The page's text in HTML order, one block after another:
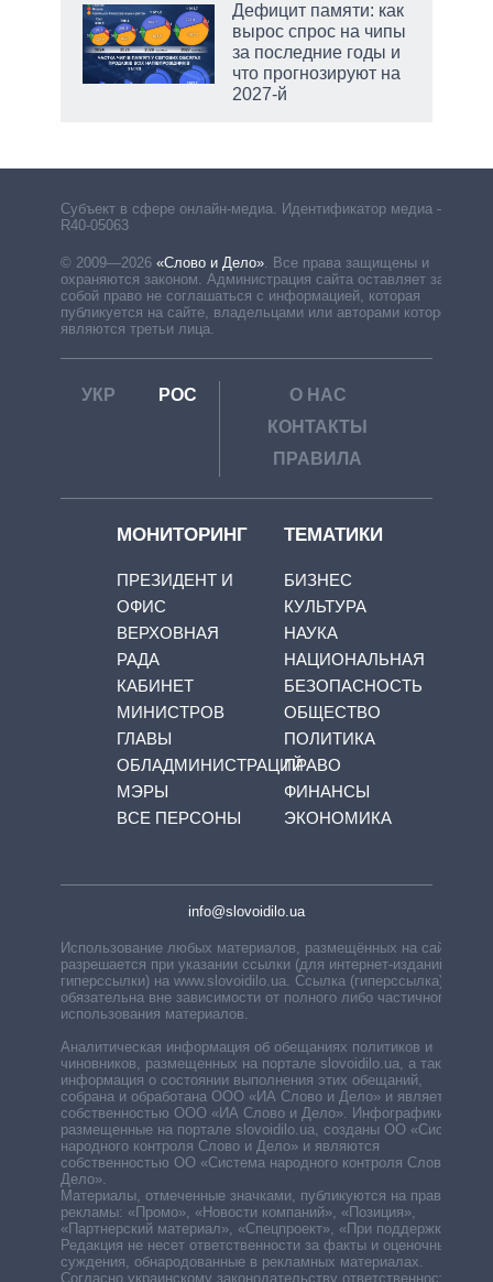
Дефицит памяти: как
вырос спрос на чипы
за последние годы и
что прогнозируют на
2027-й
Субъект в сфере онлайн-медиа. Идентификатор медиа –
R40-05063
© 2009—2026 «Слово и Дело». Все права защищены и
охраняются законом. Администрация сайта оставляет за
собой право не соглашаться с информацией, которая
публикуется на сайте, владельцами или авторами которой
являются третьи лица.
УКР РОС
О НАС
КОНТАКТЫ
ПРАВИЛА
МОНИТОРИНГ
ПРЕЗИДЕНТ И
ОФИС
ВЕРХОВНАЯ
РАДА
КАБИНЕТ
МИНИСТРОВ
ГЛАВЫ
ОБЛАДМИНИСТРАЦИЙ
МЭРЫ
ВСЕ ПЕРСОНЫ
ТЕМАТИКИ
БИЗНЕС
КУЛЬТУРА
НАУКА
НАЦИОНАЛЬНАЯ
БЕЗОПАСНОСТЬ
ОБЩЕСТВО
ПОЛИТИКА
ПРАВО
ФИНАНСЫ
ЭКОНОМИКА
info@slovoidilo.ua
Использование любых материалов, размещённых на сайте,
разрешается при указании ссылки (для интернет-изданий —
гиперссылки) на www.slovoidilo.ua. Ссылка (гиперссылка)
обязательна вне зависимости от полного либо частичного
использования материалов.
Аналитическая информация об обещаниях политиков и
чиновников, размещенных на портале slovoidilo.ua, а также
информация о состоянии выполнения этих обещаний,
собрана и обработана ООО «ИА Слово и Дело» и является
собственностью ООО «ИА Слово и Дело». Инфографики,
размещенные на портале slovoidilo.ua, созданы ОО «Система
народного контроля Слово и Дело» и являются
собственностью ОО «Система народного контроля Слово и
Дело».
Материалы, отмеченные значками, публикуются на правах
рекламы: «Промо», «Новости компаний», «Позиция»,
«Партнерский материал», «Спецпроект», «При поддержке».
Редакция не несет ответственности за факты и оценочные
суждения, обнародованные в рекламных материалах.
Согласно украинскому законодательству ответственность за